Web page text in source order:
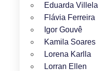
Eduarda Villela
Flávia Ferreira
Igor Gouvê
Kamila Soares
Lorena Karlla
Lorran Ellen